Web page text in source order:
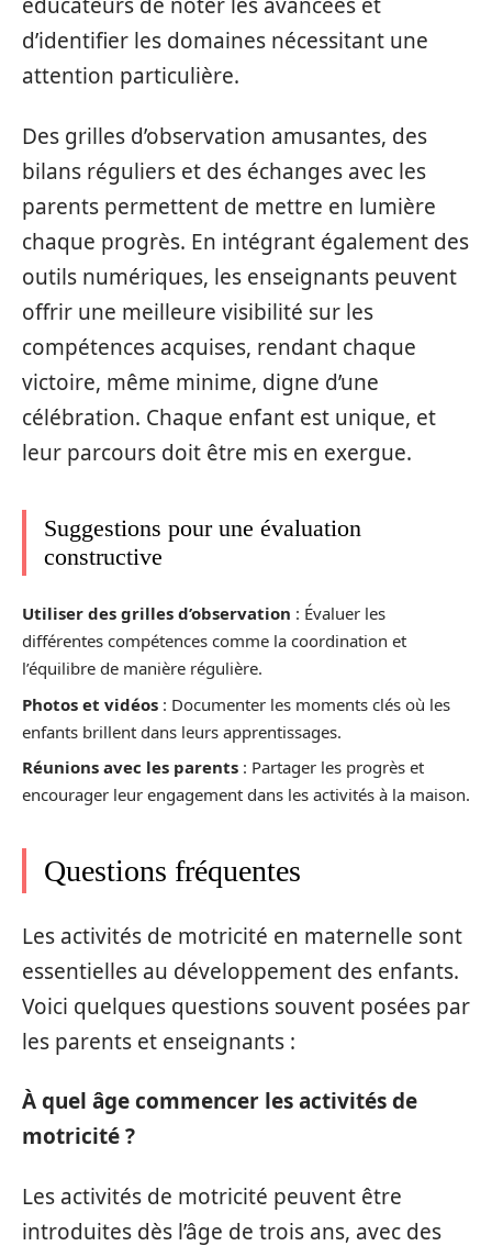
éducateurs de noter les avancées et
d’identifier les domaines nécessitant une
attention particulière.
Des grilles d’observation amusantes, des
bilans réguliers et des échanges avec les
parents permettent de mettre en lumière
chaque progrès. En intégrant également des
outils numériques, les enseignants peuvent
offrir une meilleure visibilité sur les
compétences acquises, rendant chaque
victoire, même minime, digne d’une
célébration. Chaque enfant est unique, et
leur parcours doit être mis en exergue.
Suggestions pour une évaluation
constructive
Utiliser des grilles d’observation : Évaluer les
différentes compétences comme la coordination et
l’équilibre de manière régulière.
Photos et vidéos : Documenter les moments clés où les
enfants brillent dans leurs apprentissages.
Réunions avec les parents : Partager les progrès et
encourager leur engagement dans les activités à la maison.
Questions fréquentes
Les activités de motricité en maternelle sont
essentielles au développement des enfants.
Voici quelques questions souvent posées par
les parents et enseignants :
À quel âge commencer les activités de
motricité ?
Les activités de motricité peuvent être
introduites dès l’âge de trois ans, avec des